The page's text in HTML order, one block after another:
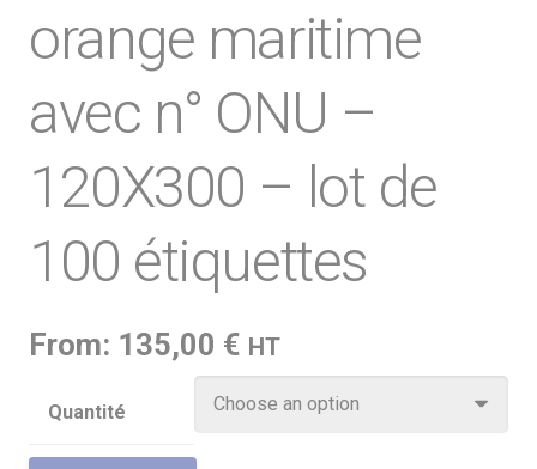
orange maritime
avec n° ONU –
120X300 – lot de
100 étiquettes
From: 135,00 € HT
Quantité